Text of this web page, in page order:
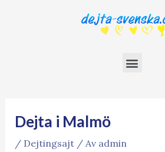
Dejta i Malmö
/ Dejtingsajt/ Av admin